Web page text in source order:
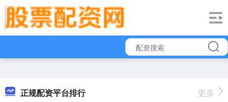
正规配资平台排行 更多